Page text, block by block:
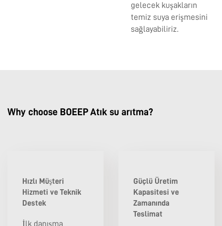
gelecek kuşakların
temiz suya erişmesini
sağlayabiliriz.
Why choose BOEEP Atık su arıtma?
Hızlı Müşteri
Hizmeti ve Teknik
Destek
İlk danışma
Güçlü Üretim
Kapasitesi ve
Zamanında
Teslimat